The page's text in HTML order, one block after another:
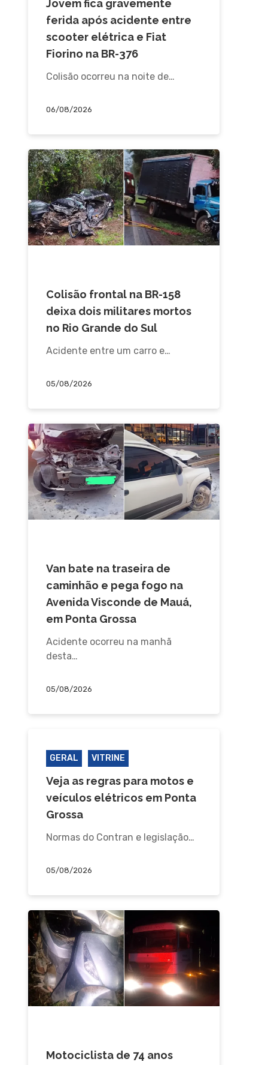
Jovem fica gravemente
ferida após acidente entre
scooter elétrica e Fiat
Fiorino na BR-376
Colisão ocorreu na noite de…
06/08/2026
Colisão frontal na BR-158
deixa dois militares mortos
no Rio Grande do Sul
Acidente entre um carro e…
05/08/2026
Van bate na traseira de
caminhão e pega fogo na
Avenida Visconde de Mauá,
em Ponta Grossa
Acidente ocorreu na manhã
desta…
05/08/2026
GERAL VITRINE
Veja as regras para motos e
veículos elétricos em Ponta
Grossa
Normas do Contran e legislação…
05/08/2026
Motociclista de 74 anos